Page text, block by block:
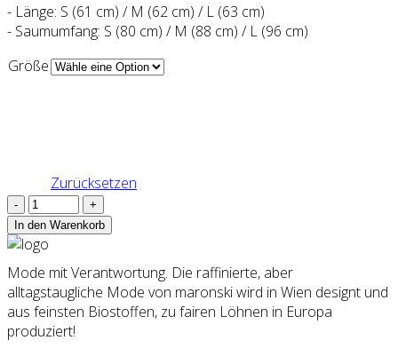
- Länge: S (61 cm) / M (62 cm) / L (63 cm)
- Saumumfang: S (80 cm) / M (88 cm) / L (96 cm)
Größe
Zurücksetzen
Shirt
RESA,
hellgrau
In den Warenkorb
Mode mit Verantwortung. Die raffinierte, aber
alltagstaugliche Mode von maronski wird in Wien designt und
aus feinsten Biostoffen, zu fairen Löhnen in Europa
produziert!